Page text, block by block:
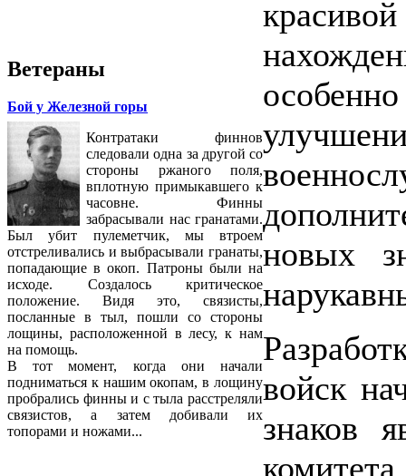
Ветераны
Бой у Железной горы
Контратаки финнов
следовали одна за другой со
стороны ржаного поля,
вплотную примыкавшего к
часовне. Финны
забрасывали нас гранатами.
Был убит пулеметчик, мы втроем
отстреливались и выбрасывали гранаты,
попадающие в окоп. Патроны были на
исходе. Создалось критическое
положение. Видя это, связисты,
посланные в тыл, пошли со стороны
лощины, расположенной в лесу, к нам
на помощь.
В тот момент, когда они начали
подниматься к нашим окопам, в лощину
пробрались финны и с тыла расстреляли
связистов, а затем добивали их
топорами и ножами...
новых
войск
знаков